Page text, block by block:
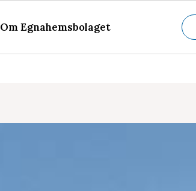
Om Egnahemsbolaget